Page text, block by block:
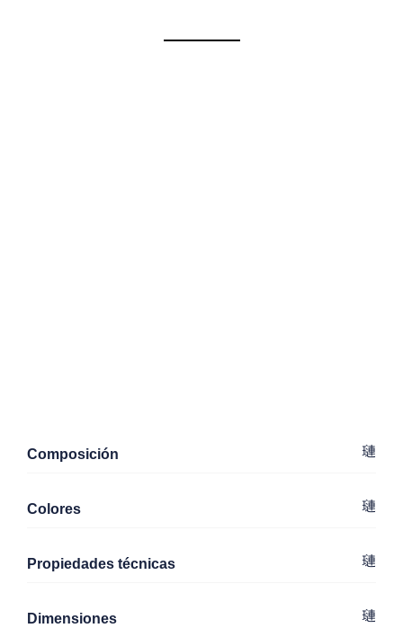
Composición
Colores
Propiedades técnicas
Dimensiones